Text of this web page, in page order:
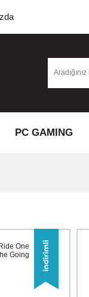
PC GAMING
One
Going